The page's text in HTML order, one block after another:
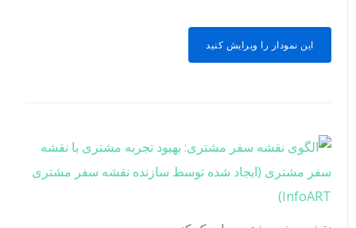
این نمودار را ویرایش کنید